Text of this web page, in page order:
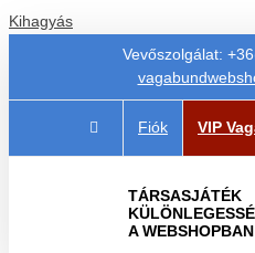
Kihagyás
Vevőszolgálat:
Fiók VIP
TÁRSASJÁTÉK
A WEBSHOPBAN